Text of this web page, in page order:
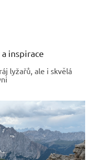
inspirace
lyžařů, ale i skvělá